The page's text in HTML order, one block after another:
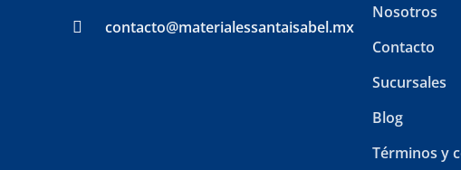
contacto@materialessantaisabel.mx
Nosotros
Contacto
Sucursales
Blog
Términos y